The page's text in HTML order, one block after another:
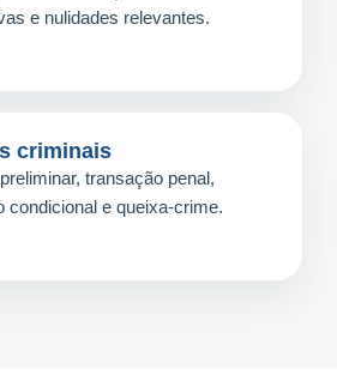
e nulidades relevantes.
criminais
transação penal,
condicional e queixa-crime.